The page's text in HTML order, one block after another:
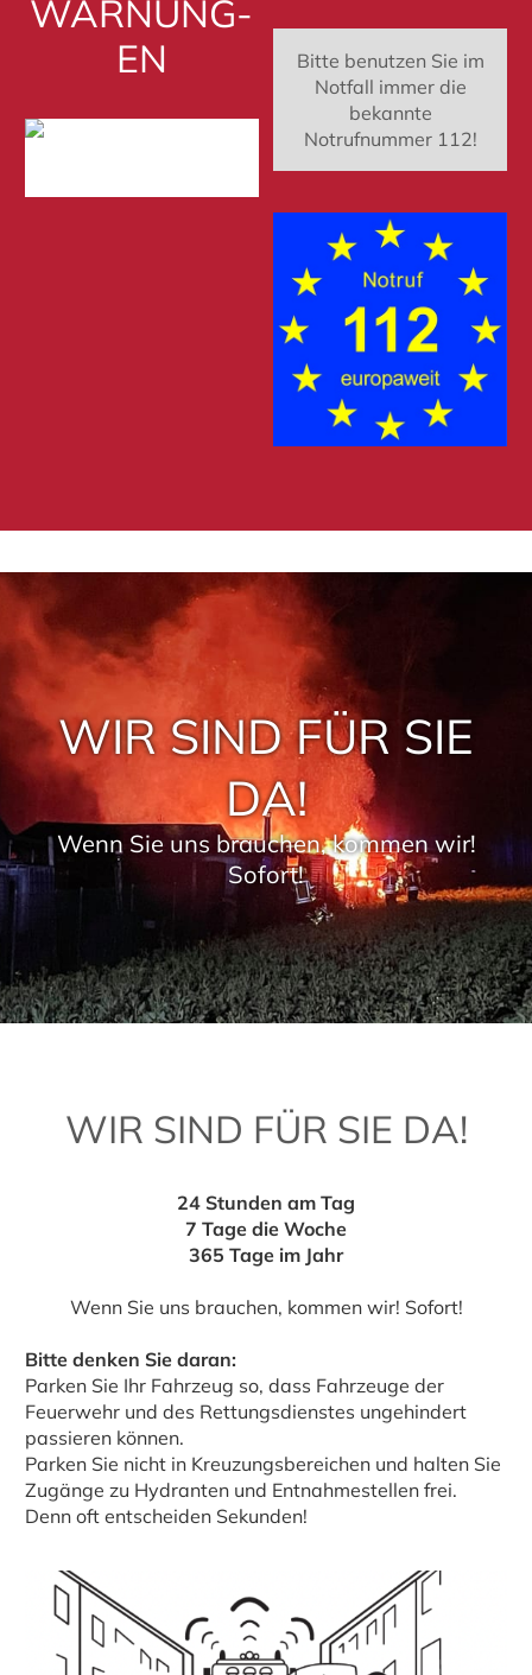
WAR­NUNG­
EN
Bitte benutzen Sie im
Notfall immer die
bekannte
Notrufnummer 112!
WIR SIND FÜR SIE
DA!
Wenn Sie uns brauchen, kommen wir!
Sofort!
WIR SIND FÜR SIE DA!
24 Stunden am Tag
7 Tage die Woche
365 Tage im Jahr
Wenn Sie uns brauchen, kommen wir! Sofort!
Bitte denken Sie daran:
Parken Sie Ihr Fahrzeug so, dass Fahrzeuge der
Feuerwehr und des Rettungsdienstes ungehindert
passieren können.
Parken Sie nicht in Kreuzungsbereichen und halten Sie
Zugänge zu Hydranten und Entnahmestellen frei.
Denn oft entscheiden Sekunden!